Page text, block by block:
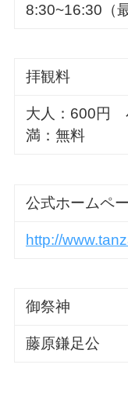
8:30~16:30（
拝観料
大人：600円
満：無料
公式ホームペ
http://
御祭神
藤原鎌足公